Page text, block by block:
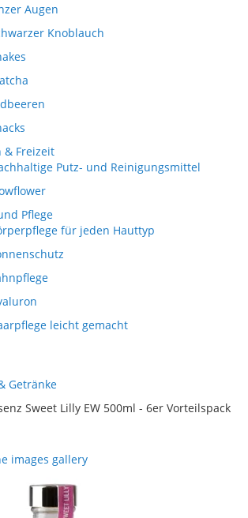
Augen
Knoblauch
& Freizeit
Putz- und Reinigungsmittel
Pflege
für jeden Hauttyp
leicht gemacht
Getränke
Sweet Lilly EW 500ml - 6er Vorteilspack
images gallery